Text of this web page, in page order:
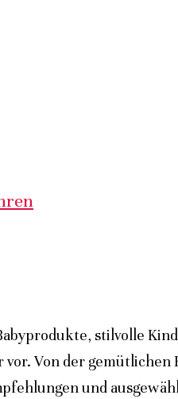
stilvolle
Von der gemütlichen
und